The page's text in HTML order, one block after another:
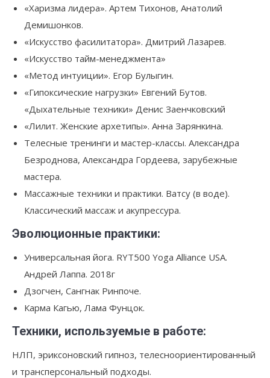
«Харизма лидера». Артем Тихонов, Анатолий
Демишонков.
«Искусство фасилитатора». Дмитрий Лазарев.
«Искусство тайм-менеджмента»
«Метод интуиции». Егор Булыгин.
«Гипоксические нагрузки» Евгений Бутов.
«Дыхательные техники» Денис Заенчковский
«Лилит. Женские архетипы». Анна Зарянкина.
Телесные тренинги и мастер-классы. Александра
Безроднова, Александра Гордеева, зарубежные
мастера.
Массажные техники и практики. Ватсу (в воде).
Классический массаж и акупрессура.
Эволюционные практики:
Универсальная йога. RYT500 Yoga Alliance USA.
Андрей Лаппа. 2018г
Дзогчен, Сангнак Ринпоче.
Карма Кагью, Лама Фунцок.
Техники, используемые в работе:
НЛП, эриксоновский гипноз, телесноориентированный
и трансперсональный подходы.